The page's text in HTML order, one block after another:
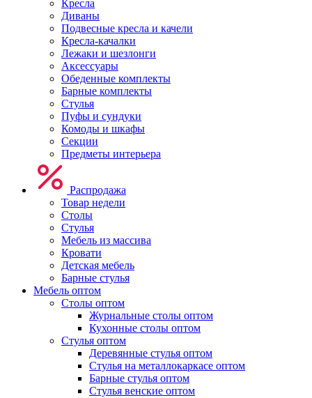
Кресла
Диваны
Подвесные кресла и качели
Кресла-качалки
Лежаки и шезлонги
Аксессуары
Обеденные комплекты
Барные комплекты
Стулья
Пуфы и сундуки
Комоды и шкафы
Секции
Предметы интерьера
Распродажа
Товар недели
Столы
Стулья
Мебель из массива
Кровати
Детская мебель
Барные стулья
Мебель оптом
Столы оптом
Журнальные столы оптом
Кухонные столы оптом
Стулья оптом
Деревянные стулья оптом
Стулья на металлокаркасе оптом
Барные стулья оптом
Стулья венские оптом